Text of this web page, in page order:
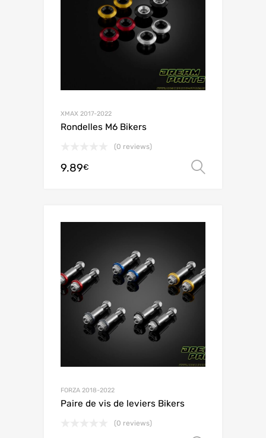
XMAX 2017-2022
Rondelles M6 Bikers
(0 reviews)
9.89€
FORZA 2018-2022
Paire de vis de leviers Bikers
(0 reviews)